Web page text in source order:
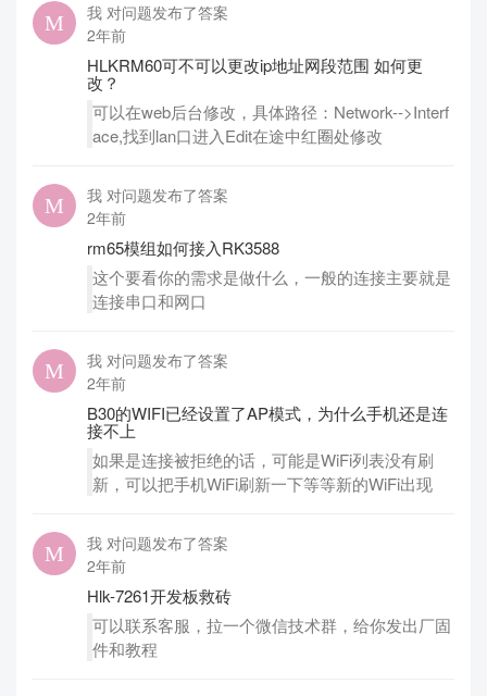
我 对问题发布了答案
2年前
HLKRM60可不可以更改ip地址网段范围 如何更
改？
可以在web后台修改，具体路径：Network-->Interf
ace,找到lan口进入Edit在途中红圈处修改
我 对问题发布了答案
2年前
rm65模组如何接入RK3588
这个要看你的需求是做什么，一般的连接主要就是
连接串口和网口
我 对问题发布了答案
2年前
B30的WIFI已经设置了AP模式，为什么手机还是连
接不上
如果是连接被拒绝的话，可能是WiFi列表没有刷
新，可以把手机WiFi刷新一下等等新的WiFi出现
我 对问题发布了答案
2年前
Hlk-7261开发板救砖
可以联系客服，拉一个微信技术群，给你发出厂固
件和教程